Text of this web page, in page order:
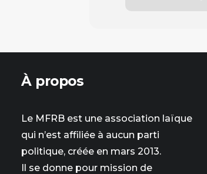
À propos
Le MFRB est une association laïque
qui n’est affiliée à aucun parti
politique, créée en mars 2013.
Il se donne pour mission de